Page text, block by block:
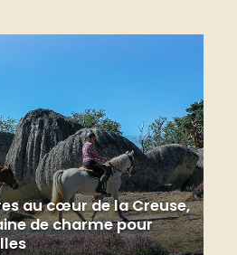
au cœur de la Creuse,
de charme pour